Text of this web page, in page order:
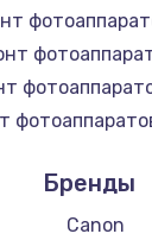
Бренды
Canon